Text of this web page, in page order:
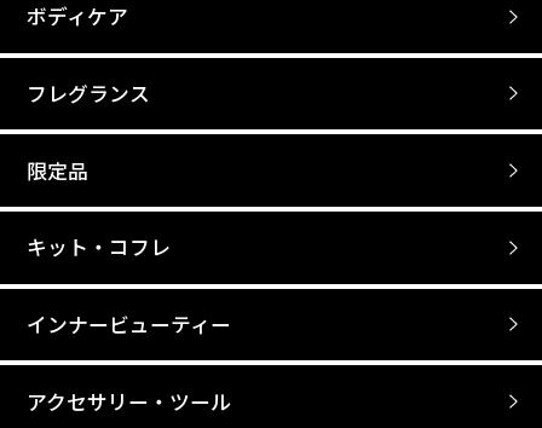
ボディケア
フレグランス
限定品
キット・コフレ
インナービューティー
アクセサリー・ツール